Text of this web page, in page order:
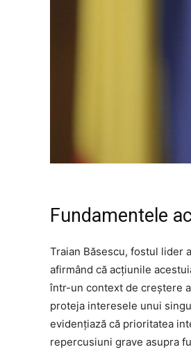
Fundamentele
Traian Băsescu, fostul lider
afirmând că acțiunile
într-un context de creștere
proteja interesele unui
evidențiază că prioritatea
repercusiuni grave asupra